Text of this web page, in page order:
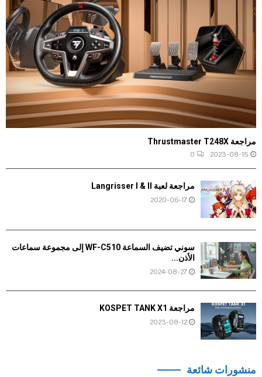
مراجعة Thrustmaster T248X
2023-08-15
0
مراجعة لعبة Langrisser I & II
2020-06-17
سوني تضيف السماعة WF-C510 إلى مجموعة سماعات
الأذن...
2024-08-27
مراجعة KOSPET TANK X1
2023-08-12
منشورات شائعة